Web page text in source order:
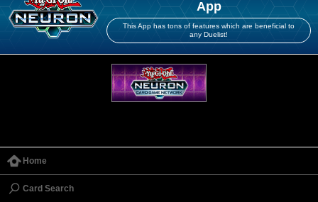
App
This App has tons of features which are beneficial to
any Duelist!
Home
Card Search